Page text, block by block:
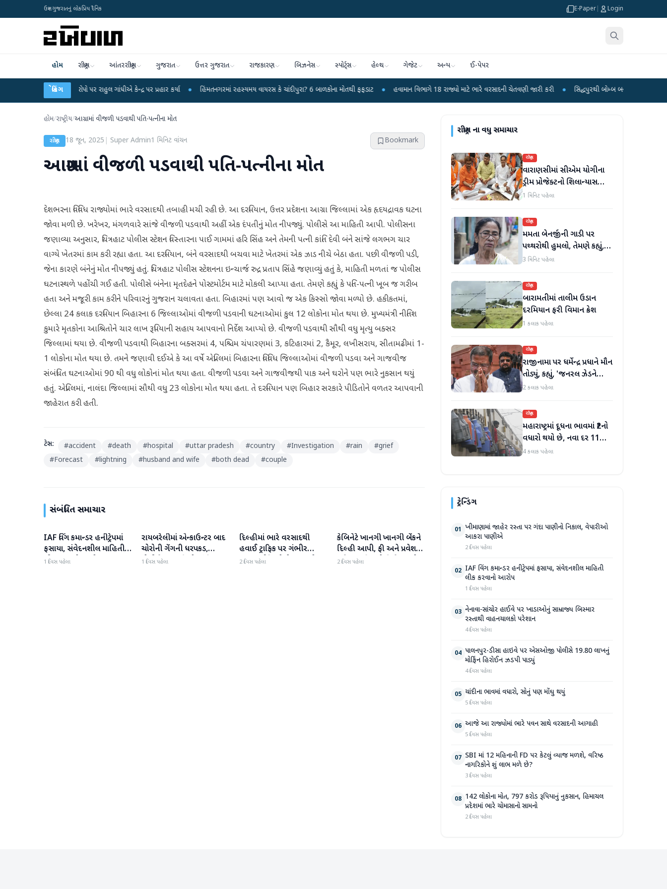
ઉત્તર ગુજરાતનું લોકપ્રિય દૈનિક E-Paper Login
હોમ રાષ્ટ્રીય આંતરરાષ્ટ્રીય ગુજરાત ઉત્તર ગુજરાત રાજકારણ બિઝનેસ સ્પોર્ટ્સ હેલ્થ ગેજેટ અન્ય ઈ-પેપર
બ્રેકિંગ
લીકના આરોપો પર રાહુલ ગાંધીએ કેન્દ્ર પર પ્રહાર કર્યા ● હિંમતનગરમાં રહસ્યમય વાયરસ કે ચાંદીપુરા? 6 બાળકોના મોતથી ફફડાટ ● હવામાન વિભાગે 18 રાજ્યો માટે ભારે વરસાદની ચેતવણી જારી કરી ● સિદ્ધપુરથી બોમ્બ બનાવવાની સામગ્રી સાથે જૈશના 5
હોમ/રાષ્ટ્રીય/આગ્રામાં વીજળી પડવાથી પતિ-પત્નીના મોત
રાષ્ટ્રીય 18 જૂન, 2025 Super Admin1 મિનિટ વાંચન Bookmark
આગ્રામાં વીજળી પડવાથી પતિ-પત્નીના મોત
દેશભરના વિવિધ રાજ્યોમાં ભારે વરસાદથી તબાહી મચી રહી છે. આ દરમિયાન, ઉત્તર પ્રદેશના આગ્રા જિલ્લામાં એક હૃદયદ્રાવક ઘટના
જોવા મળી છે. ખરેખર, મંગળવારે સાંજે વીજળી પડવાથી અહીં એક દંપતીનું મોત નીપજ્યું. પોલીસે આ માહિતી આપી. પોલીસના
જણાવ્યા અનુસાર, ચિત્રહાટ પોલીસ સ્ટેશન વિસ્તારના પાઈ ગામમાં હરિ સિંહ અને તેમની પત્ની કાંતિ દેવી બંને સાંજે લગભગ ચાર
વાગ્યે ખેતરમાં કામ કરી રહ્યા હતા. આ દરમિયાન, બંને વરસાદથી બચવા માટે ખેતરમાં એક ઝાડ નીચે બેઠા હતા. પછી વીજળી પડી,
જેના કારણે બંનેનું મોત નીપજ્યું હતું. ચિત્રહાટ પોલીસ સ્ટેશનના ઇન્ચાર્જ રુદ્ર પ્રતાપ સિંહે જણાવ્યું હતું કે, માહિતી મળતાં જ પોલીસ
ઘટનાસ્થળે પહોંચી ગઈ હતી. પોલીસે બંનેના મૃતદેહને પોસ્ટમોર્ટમ માટે મોકલી આપ્યા હતા. તેમણે કહ્યું કે પતિ-પત્ની ખૂબ જ ગરીબ
હતા અને મજૂરી કામ કરીને પરિવારનું ગુજરાન ચલાવતા હતા. બિહારમાં પણ આવો જ એક કિસ્સો જોવા મળ્યો છે. હકીકતમાં,
છેલ્લા 24 કલાક દરમિયાન બિહારના 6 જિલ્લાઓમાં વીજળી પડવાની ઘટનાઓમાં કુલ 12 લોકોના મોત થયા છે. મુખ્યમંત્રી નીતિશ
કુમારે મૃતકોના આશ્રિતોને ચાર લાખ રૂપિયાની સહાય આપવાનો નિર્દેશ આપ્યો છે. વીજળી પડવાથી સૌથી વધુ મૃત્યુ બક્સર
જિલ્લામાં થયા છે. વીજળી પડવાથી બિહારના બક્સરમાં 4, પશ્ચિમ ચંપારણમાં 3, કટિહારમાં 2, કૈમૂર, લખીસરાય, સીતામઢીમાં 1-
1 લોકોના મોત થયા છે. તમને જણાવી દઈએ કે આ વર્ષે એપ્રિલમાં બિહારના વિવિધ જિલ્લાઓમાં વીજળી પડવા અને ગાજવીજ
સંબંધિત ઘટનાઓમાં 90 થી વધુ લોકોનાં મોત થયા હતા. વીજળી પડવા અને ગાજવીજથી પાક અને ઘરોને પણ ભારે નુકસાન થયું
હતું. એપ્રિલમાં, નાલંદા જિલ્લામાં સૌથી વધુ 23 લોકોના મોત થયા હતા. તે દરમિયાન પણ બિહાર સરકારે પીડિતોને વળતર આપવાની
જાહેરાત કરી હતી.
ટેગ્સ: #accident #death #hospital #uttar pradesh #country #Investigation #rain #grief
#Forecast #lightning #husband and wife #both dead #couple
સંબંધિત સમાચાર
રાષ્ટ્રીય
IAF વિંગ કમાન્ડર હનીટ્રેપમાં
ફસાયા, સંવેદનશીલ માહિતી
લીક કરવાનો આરોપ
1 દિવસ પહેલા
રાષ્ટ્રીય
રાયબરેલીમાં એન્કાઉન્ટર બાદ
ચોરોની ગેંગની ધરપકડ,
પોલીસે 12.4 કિલો ચાંદીના
1 દિવસ પહેલા
રાષ્ટ્રીય
દિલ્હીમાં ભારે વરસાદથી
હવાઈ ટ્રાફિક પર ગંભીર
અસર; ઈન્ડિગોએ મુસાફરો
2 દિવસ પહેલા
રાષ્ટ્રીય
કેબિનેટે ખાનગી ખાનગી બેંકને
દિલ્હી આપી, ફી અને પ્રવેશ
માટે નવા નિયમો વિશે જાણો
2 દિવસ પહેલા
રાષ્ટ્રીયના વધુ સમાચાર
રાષ્ટ્રીય
વારાણસીમાં સીએમ યોગીના
ડ્રીમ પ્રોજેક્ટનો શિલાન્યાસ
સમારોહ
1 મિનિટ પહેલા
રાષ્ટ્રીય
મમતા બેનર્જીની ગાડી પર
પથ્થરોથી હુમલો, તેમણે કહ્યું,
'મારું માથું ફૂટી ગયું હોત'
3 મિનિટ પહેલા
રાષ્ટ્રીય
બારામતીમાં તાલીમ ઉડાન
દરમિયાન ફરી વિમાન ક્રેશ
1 કલાક પહેલા
રાષ્ટ્રીય
રાજીનામા પર ધર્મેન્દ્ર પ્રધાને મૌન
તોડ્યું, કહ્યું, 'જનરલ ઝેડને
ગેરમાર્ગે દોરવાનો પ્રયાસ
મહત્વનું નથી'
2 કલાક પહેલા
રાષ્ટ્રીય
મહારાષ્ટ્રમાં દૂધના ભાવમાં ₹2નો
વધારો થયો છે, નવા દર 11
ઓગસ્ટથી અમલમાં
4 કલાક પહેલા
ટ્રેન્ડિંગ
01 ખીમાણામાં જાહેર રસ્તા પર ગંદા પાણીનો નિકાલ, વેપારીઓ
આકરા પાણીએ
2 દિવસ પહેલા
02 IAF વિંગ કમાન્ડર હનીટ્રેપમાં ફસાયા, સંવેદનશીલ માહિતી
લીક કરવાનો આરોપ
1 દિવસ પહેલા
03 નેનાવા-સાંચોર હાઈવે પર ખાડાઓનું સામ્રાજ્ય બિસ્માર
રસ્તાથી વાહનચાલકો પરેશાન
4 દિવસ પહેલા
04 પાલનપુર-ડીસા હાઇવે પર એસઓજી પોલીસે 19.80 લાખનું
મોર્ફિન હિરોઈન ઝડપી પાડ્યું
4 દિવસ પહેલા
05 ચાંદીના ભાવમાં વધારો, સોનું પણ મોંઘુ થયું
5 દિવસ પહેલા
06 આજે આ રાજ્યોમાં ભારે પવન સાથે વરસાદની આગાહી
5 દિવસ પહેલા
07 SBI માં 12 મહિનાની FD પર કેટલું વ્યાજ મળશે, વરિષ્ઠ
નાગરિકોને શું લાભ મળે છે?
3 દિવસ પહેલા
08 142 લોકોના મોત, 797 કરોડ રૂપિયાનું નુકસાન, હિમાચલ
પ્રદેશમાં ભારે ચોમાસાનો સામનો
2 દિવસ પહેલા